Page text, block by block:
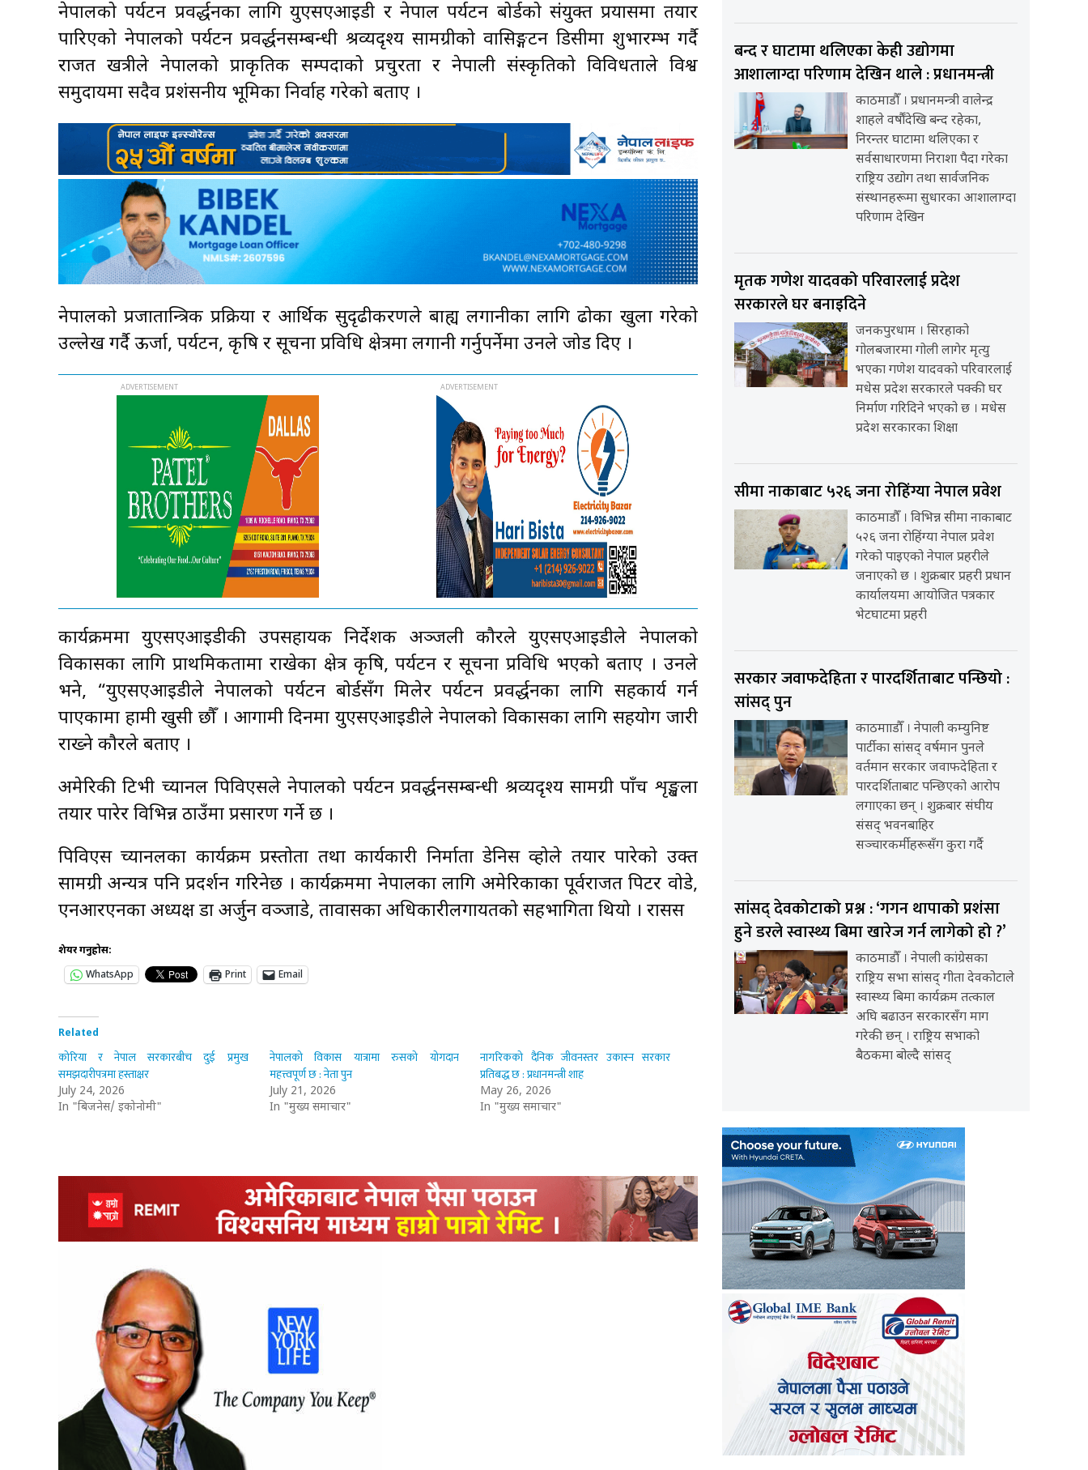
नेपालको पर्यटन प्रवर्द्धनका लागि युएसएआइडी र नेपाल पर्यटन बोर्डको संयुक्त प्रयासमा तयार
पारिएको नेपालको पर्यटन प्रवर्द्धनसम्बन्धी श्रव्यदृश्य सामग्रीको वासिङ्गटन डिसीमा शुभारम्भ गर्दै
राजदूत खत्रीले नेपालको प्राकृतिक सम्पदाको प्रचुरता र नेपाली संस्कृतिको विविधताले विश्व
समुदायमा सदैव प्रशंसनीय भूमिका निर्वाह गरेको बताए ।
नेपालको प्रजातान्त्रिक प्रक्रिया र आर्थिक सुदृढीकरणले बाह्य लगानीका लागि ढोका खुला गरेको
उल्लेख गर्दै ऊर्जा, पर्यटन, कृषि र सूचना प्रविधि क्षेत्रमा लगानी गर्नुपर्नेमा उनले जोड दिए ।
कार्यक्रममा युएसएआइडीकी उपसहायक निर्देशक अञ्जली कौरले युएसएआइडीले नेपालको
विकासका लागि प्राथमिकतामा राखेका क्षेत्र कृषि, पर्यटन र सूचना प्रविधि भएको बताए । उनले
भने, “युएसएआइडीले नेपालको पर्यटन बोर्डसँग मिलेर पर्यटन प्रवर्द्धनका लागि सहकार्य गर्न
पाएकामा हामी खुसी छौँ । आगामी दिनमा युएसएआइडीले नेपालको विकासका लागि सहयोग जारी
राख्ने कौरले बताए ।
अमेरिकी टिभी च्यानल पिविएसले नेपालको पर्यटन प्रवर्द्धनसम्बन्धी श्रव्यदृश्य सामग्री पाँच शृङ्खला
तयार पारेर विभिन्न ठाउँमा प्रसारण गर्ने छ ।
पिविएस च्यानलका कार्यक्रम प्रस्तोता तथा कार्यकारी निर्माता डेनिस व्होले तयार पारेको उक्त
सामग्री अन्यत्र पनि प्रदर्शन गरिनेछ । कार्यक्रममा नेपालका लागि अमेरिकाका पूर्वराजदूत पिटर वोडे,
एनआरएनका अध्यक्ष डा अर्जुन वञ्जाडे, दूतावासका अधिकारीलगायतको सहभागिता थियो । रासस
शेयर गर्नुहोस:
WhatsApp
Print Email
Related
कोरिया र नेपाल सरकारबीच दुई प्रमुख
समझदारीपत्रमा हस्ताक्षर
July 24, 2026
In "बिजनेस/ इकोनोमी"
नेपालको विकास यात्रामा रुसको योगदान
महत्त्वपूर्ण छ : नेता पुन
July 21, 2026
In "मुख्य समाचार"
नागरिकको दैनिक जीवनस्तर उकास्न सरकार
प्रतिबद्ध छ : प्रधानमन्त्री शाह
May 26, 2026
In "मुख्य समाचार"
बन्द र घाटामा थलिएका केही उद्योगमा
आशालाग्दा परिणाम देखिन थाले : प्रधानमन्त्री
काठमाडौँ । प्रधानमन्त्री वालेन्द्र
शाहले वर्षौंदेखि बन्द रहेका,
निरन्तर घाटामा थलिएका र
सर्वसाधारणमा निराशा पैदा गरेका
राष्ट्रिय उद्योग तथा सार्वजनिक
संस्थानहरूमा सुधारका आशालाग्दा
परिणाम देखिन
मृतक गणेश यादवको परिवारलाई प्रदेश
सरकारले घर बनाइदिने
जनकपुरधाम । सिरहाको
गोलबजारमा गोली लागेर मृत्यु
भएका गणेश यादवको परिवारलाई
मधेस प्रदेश सरकारले पक्की घर
निर्माण गरिदिने भएको छ । मधेस
प्रदेश सरकारका शिक्षा
सीमा नाकाबाट ५२६ जना रोहिंग्या नेपाल प्रवेश
काठमाडौँ । विभिन्न सीमा नाकाबाट
५२६ जना रोहिंग्या नेपाल प्रवेश
गरेको पाइएको नेपाल प्रहरीले
जनाएको छ । शुक्रबार प्रहरी प्रधान
कार्यालयमा आयोजित पत्रकार
भेटघाटमा प्रहरी
सरकार जवाफदेहिता र पारदर्शिताबाट पन्छियो :
सांसद् पुन
काठमााडौँ । नेपाली कम्युनिष्ट
पार्टीका सांसद् वर्षमान पुनले
वर्तमान सरकार जवाफदेहिता र
पारदर्शिताबाट पन्छिएको आरोप
लगाएका छन् । शुक्रबार संघीय
संसद् भवनबाहिर
सञ्चारकर्मीहरूसँग कुरा गर्दै
सांसद् देवकोटाको प्रश्न : ‘गगन थापाको प्रशंसा
हुने डरले स्वास्थ्य बिमा खारेज गर्न लागेको हो ?’
काठमाडौँ । नेपाली कांग्रेसका
राष्ट्रिय सभा सांसद् गीता देवकोटाले
स्वास्थ्य बिमा कार्यक्रम तत्काल
अघि बढाउन सरकारसँग माग
गरेकी छन् । राष्ट्रिय सभाको
बैठकमा बोल्दै सांसद्